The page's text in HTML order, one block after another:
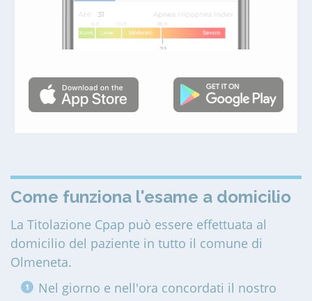
Come funziona l'esame a domicilio
La Titolazione Cpap può essere effettuata al
domicilio del paziente in tutto il comune di
Olmeneta.
Nel giorno e nell'ora concordati il nostro